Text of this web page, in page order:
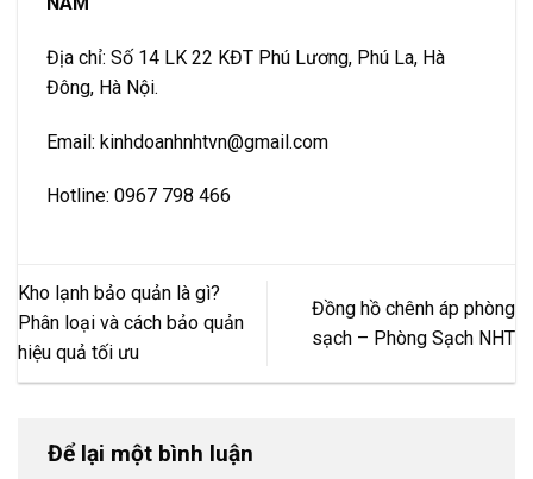
Địa chỉ: Số 14 LK 22 KĐT Phú Lương, Phú La, Hà
Đông, Hà Nội.
Email: kinhdoanhnhtvn@gmail.com
Hotline: 0967 798 466
Kho lạnh bảo quản là gì?
Phân loại và cách bảo quản
hiệu quả tối ưu
Đồng hồ chênh áp phòng
sạch – Phòng Sạch NHT
Để lại một bình luận